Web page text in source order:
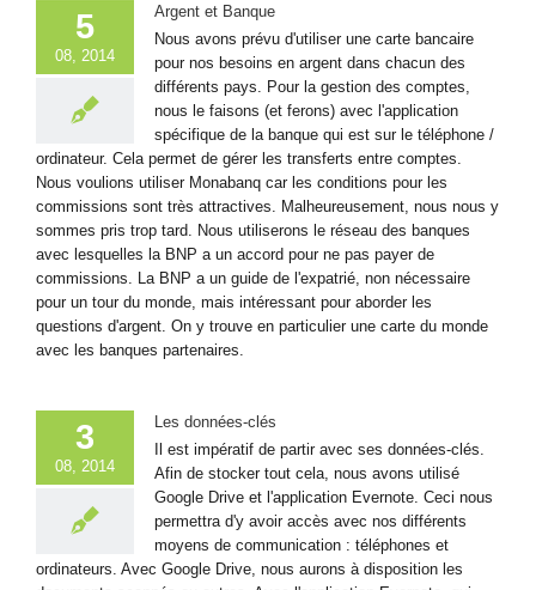
5
08, 2014
Argent et Banque
Nous avons prévu d'utiliser une carte bancaire
pour nos besoins en argent dans chacun des
différents pays. Pour la gestion des comptes,
nous le faisons (et ferons) avec l'application
spécifique de la banque qui est sur le téléphone /
ordinateur. Cela permet de gérer les transferts entre comptes.
Nous voulions utiliser Monabanq car les conditions pour les
commissions sont très attractives. Malheureusement, nous nous y
sommes pris trop tard. Nous utiliserons le réseau des banques
avec lesquelles la BNP a un accord pour ne pas payer de
commissions. La BNP a un guide de l'expatrié, non nécessaire
pour un tour du monde, mais intéressant pour aborder les
questions d'argent. On y trouve en particulier une carte du monde
avec les banques partenaires.
3
08, 2014
Les données-clés
Il est impératif de partir avec ses données-clés.
Afin de stocker tout cela, nous avons utilisé
Google Drive et l'application Evernote. Ceci nous
permettra d'y avoir accès avec nos différents
moyens de communication : téléphones et
ordinateurs. Avec Google Drive, nous aurons à disposition les